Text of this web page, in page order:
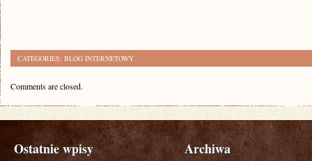
CATEGORIES: BLOG INTERNETOWY
Comments are closed.
Ostatnie wpisy Archiwa